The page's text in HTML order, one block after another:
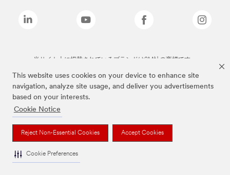
This website uses cookies on your device to enhance site
navigation, analyze site usage, and deliver you advertisements
based on your interests.
Cookie Notice
Reject Non-Essential Cookies Accept Cookies
Cookie Preferences
当サイト上に掲載されているブランドは3M社の商標です。